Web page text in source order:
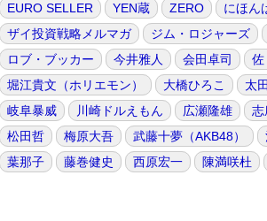
EURO SELLER YEN蔵 ZERO にほん
ザイ投資戦略メルマガ
ジム・ロジャーズ
ロブ・ブッカー
今井雅人 会田卓司 佐
堀江貴文（ホリエモン）
大橋ひろこ 太
岐阜暴威
川崎ドルえもん 広瀬隆雄 志
松田哲
梅原大吾 武藤十夢（AKB48）
葉那子
藤巻健史 西原宏一 陳満咲杜